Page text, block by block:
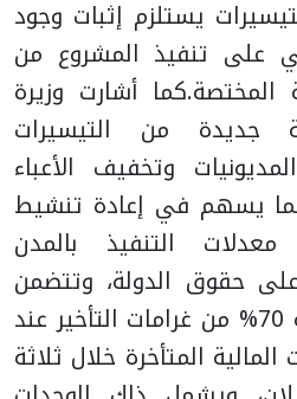
يستلزم إثبات وجود
على تنفيذ المشروع من
المختصة.كما أشارت وزيرة
جديدة من التيسيرات
وتخفيف الأعباء
بما يسهم في إعادة تنشيط
التنفيذ بالمدن
حقوق الدولة، وتتضمن
التيسيرات إعفاءً بنسبة 70% من غرامات التأخير عند
المتأخرة خلال ثلاثة